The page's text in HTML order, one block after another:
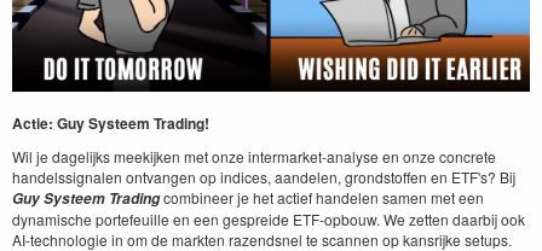
Actie: Guy Systeem Trading!
Wil je dagelijks meekijken met onze intermarket-analyse en onze concrete
handelssignalen ontvangen op indices, aandelen, grondstoffen en ETF's? Bij
Guy Systeem Tradingcombineer je het actief handelen samen met een
dynamische portefeuille en een gespreide ETF-opbouw. We zetten daarbij ook
AI-technologie in om de markten razendsnel te scannen op kansrijke setups.